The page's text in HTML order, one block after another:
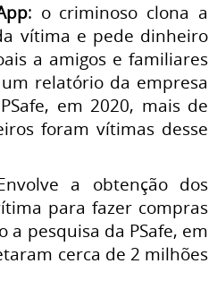
: o criminoso clona a
vítima e pede dinheiro
a amigos e familiares
relatório da empresa
em 2020, mais de
foram vítimas desse
a obtenção dos
para fazer compras
a pesquisa da PSafe, em
cerca de 2 milhões